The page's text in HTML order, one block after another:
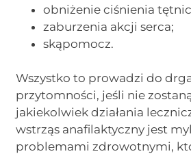
obniżenie ciśnienia
zaburzenia akcji serca;
skąpomocz.
Wszystko to prowadzi do
przytomności, jeśli nie
jakiekolwiek działania
wstrząs anafilaktyczny jest
problemami zdrowotnymi,